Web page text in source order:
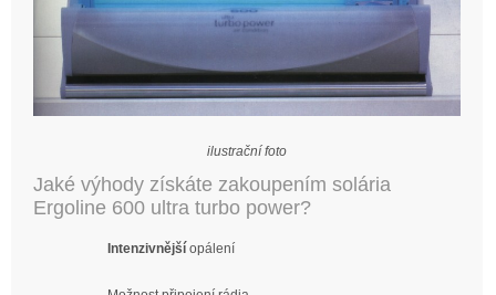
ilustrační foto
Jaké výhody získáte zakoupením solária
Ergoline 600 ultra turbo power?
Intenzivnější opálení